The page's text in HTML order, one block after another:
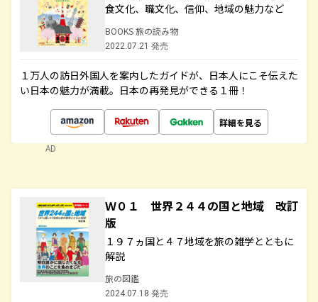
食文化、職文化、信仰、地域の魅力など
BOOKS 旅の読み物
2022.07.21 発売
１万人の訪日外国人を案内したガイドが、日本人にこそ伝えた
い日本の魅力が満載。日本の再発見ができる１冊！
詳細を見る
AD
Ｗ０１ 世界２４４の国と地域 改訂
版
１９７ヵ国と４７地域を旅の雑学とともに
解説
旅の図鑑
2024.07.18 発売